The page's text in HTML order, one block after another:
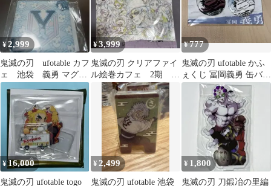
¥2,999
鬼滅の刃 ufotable カフ
ェ 池袋 義勇 マグネ
ット アルファベット
¥3,999
鬼滅の刃 クリアファイ
ル絵巻カフェ 2期 水
の呼吸の剣士達 3期
無惨と累
¥777
鬼滅の刃 ufotable かふ
ぇくじ 冨岡義勇 缶バッ
ジＡ
¥16,000
鬼滅の刃 ufotable togo
¥ 2,499
鬼滅の刃 ufotable 池袋
¥ 1,800
鬼滅の刃 刀鍛冶の里編